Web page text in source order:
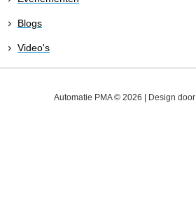
Blogs
Video's
Automatie PMA © 2026 | Design door